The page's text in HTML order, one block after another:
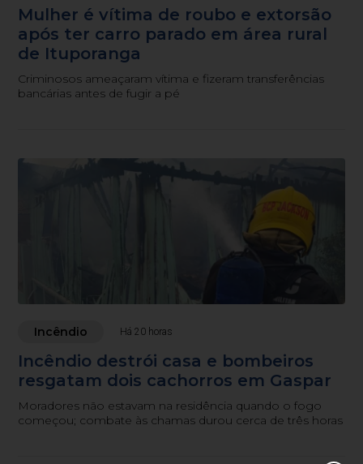
Mulher é vítima de roubo e extorsão
após ter carro parado em área rural
de Ituporanga
Criminosos ameaçaram vítima e fizeram transferências
bancárias antes de fugir a pé
Incêndio Há 20 horas
Incêndio destrói casa e bombeiros
resgatam dois cachorros em Gaspar
Moradores não estavam na residência quando o fogo
começou; combate às chamas durou cerca de três horas